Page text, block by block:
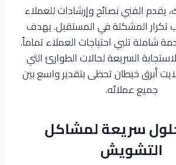
يقدم الفني نصائح وإرشادات للعملاء
تكرار المشكلة في المستقبل. يهدف
شاملة تلبي احتياجات العملاء تماماً.
السريعة لحالات الطوارئ التي
أبرق خيطان تحظى بتقدير واسع بين
جميع عملائه.
سريعة لمشاكل
التشويش